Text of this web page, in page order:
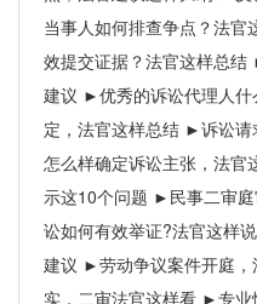
当事人如何排查争点？法
效提交证据？法官这样总
建议 ►优秀的诉讼代理人
定，法官这样总结 ►诉讼
怎么样确定诉讼主张，法
示这10个问题 ►民事二审
讼如何有效举证?法官这样
建议 ►劳动争议案件开庭
实，二审法官这样看 ►专